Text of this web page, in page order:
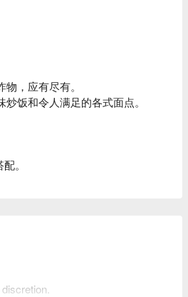
，应有尽有。
饭和令人满足的各式面点。
。